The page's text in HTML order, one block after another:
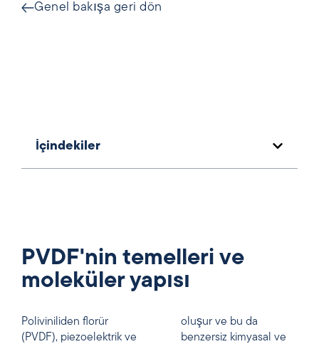
Genel bakışa geri dön
İçindekiler
PVDF'nin temelleri ve
moleküler yapısı
Poliviniliden florür
(PVDF), piezoelektrik ve
oluşur ve bu da
benzersiz kimyasal ve